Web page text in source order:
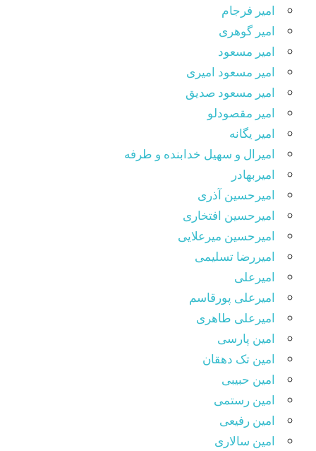
امیر فرجام
امیر گوهری
امیر مسعود
امیر مسعود امیری
امیر مسعود صدیق
امیر مقصودلو
امیر یگانه
امیرال و سهیل خدابنده و طرفه
امیربهادر
امیرحسین آذری
امیرحسین افتخاری
امیرحسین میرعلایی
امیررضا تسلیمی
امیرعلی
امیرعلی پورقاسم
امیرعلی طاهری
امین پارسی
امین تک دهقان
امین حبیبی
امین رستمی
امین رفیعی
امین سالاری